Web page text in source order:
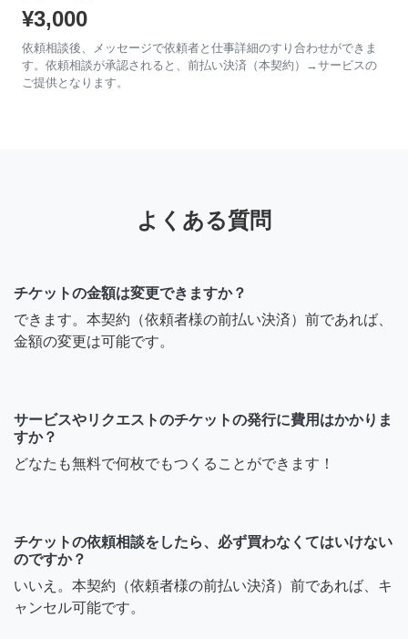
¥3,000
依頼相談後、メッセージで依頼者と仕事詳細のすり合わせができま
す。依頼相談が承認されると、前払い決済（本契約）→サービスの
ご提供となります。
よくある質問
チケットの金額は変更できますか？
できます。本契約（依頼者様の前払い決済）前であれば、
金額の変更は可能です。
サービスやリクエストのチケットの発行に費用はかかりま
すか？
どなたも無料で何枚でもつくることができます！
チケットの依頼相談をしたら、必ず買わなくてはいけない
のですか？
いいえ。本契約（依頼者様の前払い決済）前であれば、キ
ャンセル可能です。